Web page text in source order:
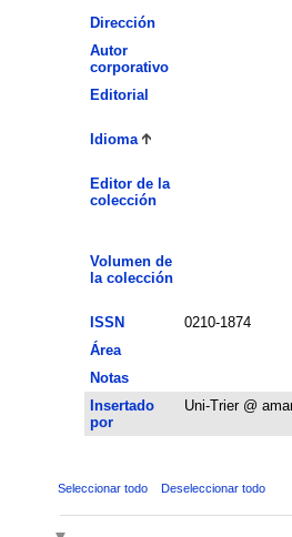
Dirección
Autor
corporativo
Editorial
Idioma
Editor de la
colección
Volumen de
la colección
ISSN 0210-1874
Área
Notas
Insertado
por
Uni-Trier @
Seleccionar todo Deseleccionar todo